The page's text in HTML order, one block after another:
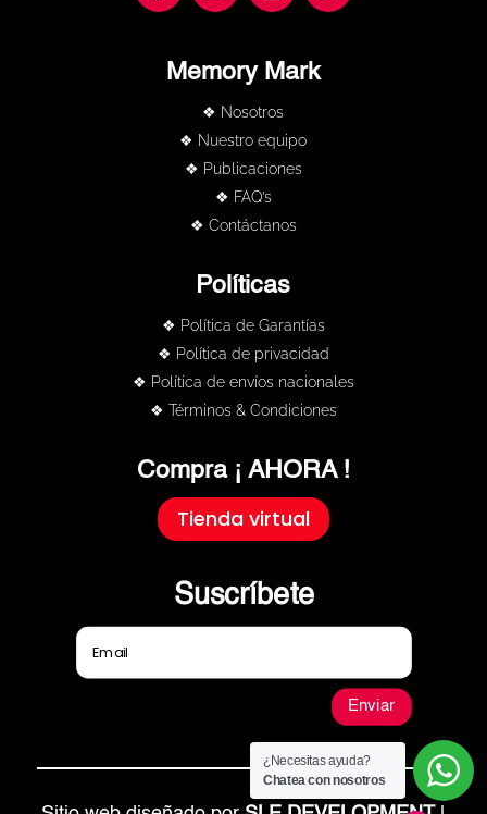
Memory Mark
❖ Nosotros
❖ Nuestro equipo
❖ Publicaciones
❖ FAQ’s
❖ Contáctanos
Políticas
❖ Política de Garantías
❖ Política de privacidad
❖ Política de envíos nacionales
❖ Términos & Condiciones
Compra ¡ AHORA !
Tienda virtual
Suscríbete
Enviar
¿Necesitas ayuda?
Chatea con nosotros